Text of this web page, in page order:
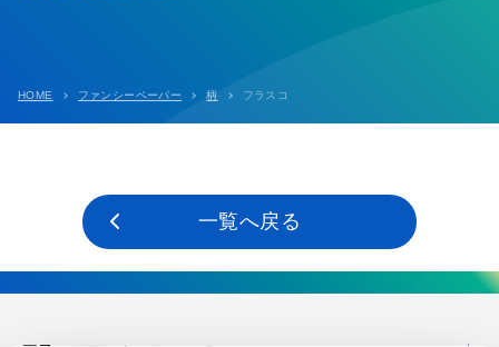
HOME ファンシーペーパー 柄 フラスコ
一覧へ戻る